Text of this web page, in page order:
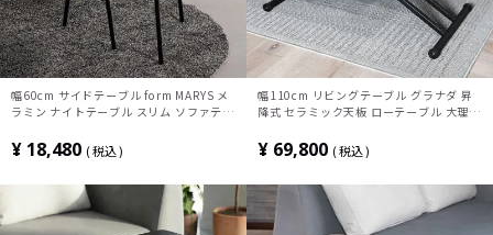
幅60cm サイドテーブル form MARYS メ
ラミン ナイトテーブル スリム ソファテー
ビング 寝室 シンプル モダン グレー ブラ
ック
¥ 18,480 税込
幅110cm リビングテーブル グラナダ 昇
降式 セラミック天板 ローテーブル 大理石
モダン サンドグレイ シャインホワイト
¥ 69,800 税込